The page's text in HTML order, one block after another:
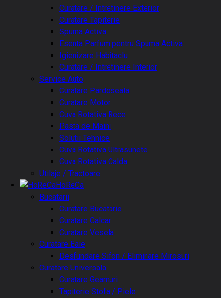
Curatare / Intretinere Exterior
Curatare Tapiterie
Spuma Activa
Esenta Parfum pentru Spuma Activa
Igienizare Habitaclu
Curatare / Intretinere Interior
Service Auto
Curatare Pardoseala
Curatare Motor
Cuva Rotativa Rece
Pasta de Maini
Solutii Tehnice
Cuva Rotativa Ultrasunete
Cuva Rotativa Calda
Utilaje / Tractoare
HoReCa
Bucatarii
Curatare Bucatarie
Curatare Calcar
Curatare Vesela
Curatare Baie
Desfundare Sifon / Eliminare Mirosuri
Curatare Universala
Curatare Geamuri
Tapiterie Stofa / Piele